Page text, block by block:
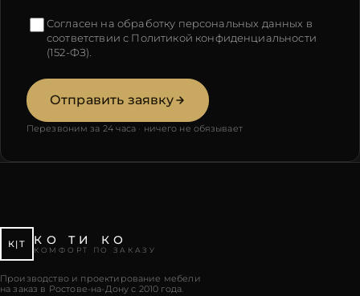
Согласен на обработку персональных данных в
соответствии с Политикой конфиденциальности
(152-ФЗ).
Отправить заявку
Перезвоним за 24 часа · ничего не обязывает
К|Т КО ТИ КО
КОМФОРТ ПО ЗАКАЗУ
Производство и проектирование мебели
на заказ в Ростове-на-Дону с 2010 года.